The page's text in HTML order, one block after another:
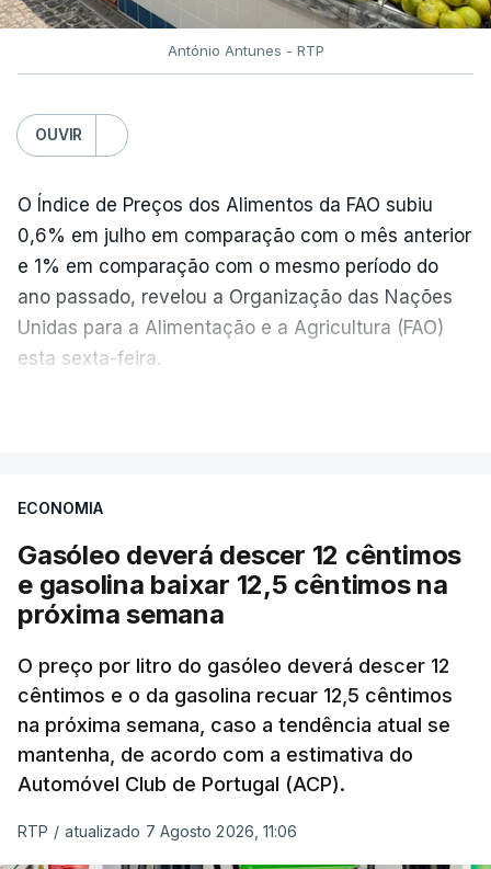
António Antunes - RTP
OUVIR
O Índice de Preços dos Alimentos da FAO subiu
0,6% em julho em comparação com o mês anterior
e 1% em comparação com o mesmo período do
ano passado, revelou a Organização das Nações
Unidas para a Alimentação e a Agricultura (FAO)
esta sexta-feira.
com ondas de calor no Verão e conflitos na
Ucrânia e no Médio Oriente a elevar os
custos das colheitas.
O índice, que acompanha as variações mensais
de um cabaz de produtos alimentares
comercializados internacionalmente, subiu para
131,1 pontos em julho, face aos 130,3 de junho.
O aumento dos preços dos alimentos básicos
nas prateleiras nos meses seguintes, à medida
ECONOMIA
Gasóleo deverá descer 12 cêntimos
e gasolina baixar 12,5 cêntimos na
próxima semana
O preço por litro do gasóleo deverá descer 12
cêntimos e o da gasolina recuar 12,5 cêntimos
na próxima semana, caso a tendência atual se
mantenha, de acordo com a estimativa do
Automóvel Club de Portugal (ACP).
RTP / atualizado 7 Agosto 2026, 11:06